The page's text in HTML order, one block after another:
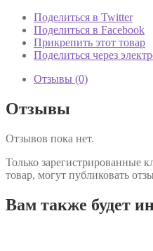
Поделиться в Twitter
Поделиться в Facebook
Прикрепить этот товар
Поделиться через
Отзывы (0)
Отзывы
Отзывов пока нет.
Только зарегистрированные
товар, могут публиковать
Вам также будет